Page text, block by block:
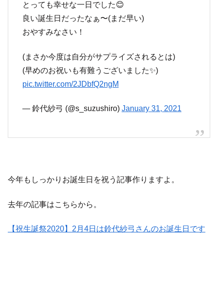
とっても幸せな一日でした😊
良い誕生日だったなぁ〜(まだ早い)
おやすみなさい！
(まさか今度は自分がサプライズされるとは)
(早めのお祝いも有難うございました✨)
pic.twitter.com/2JDbfQ2ngM
— 鈴代紗弓 (@s_suzushiro) January 31, 2021
今年もしっかりお誕生日を祝う記事作りますよ。
去年の記事はこちらから。
【祝生誕祭2020】2月4日は鈴代紗弓さんのお誕生日です